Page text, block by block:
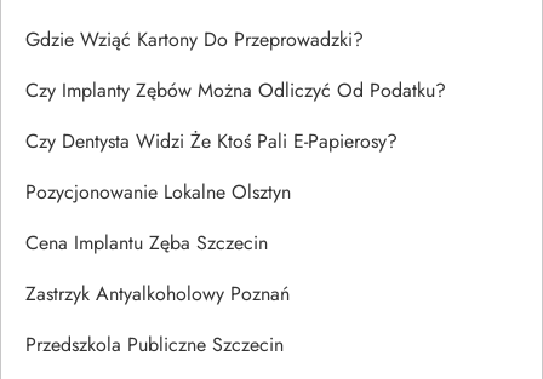
Gdzie Wziąć Kartony Do Przeprowadzki?
Czy Implanty Zębów Można Odliczyć Od Podatku?
Czy Dentysta Widzi Że Ktoś Pali E-Papierosy?
Pozycjonowanie Lokalne Olsztyn
Cena Implantu Zęba Szczecin
Zastrzyk Antyalkoholowy Poznań
Przedszkola Publiczne Szczecin